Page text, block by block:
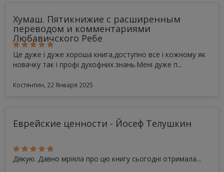
Хумаш. Пятикнижие с расширенным
переводом и комментариями
Любавичского Ребе
Це дуже і дуже хороша книга,доступно все і кожному як
новачку так і профі духофних знань.Мені дуже п...
Костянтин, 22 Января 2025
Еврейские ценности - Йосеф Телушкин
Дякую. Давно мріяла про цю книгу сьогодні отримала...